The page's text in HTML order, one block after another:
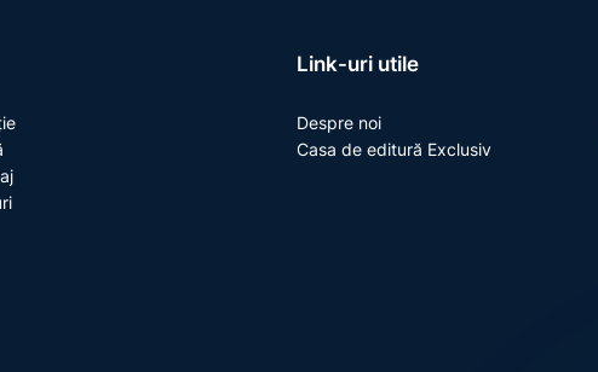
Link-uri utile
Despre noi
Casa de editură Exclusiv